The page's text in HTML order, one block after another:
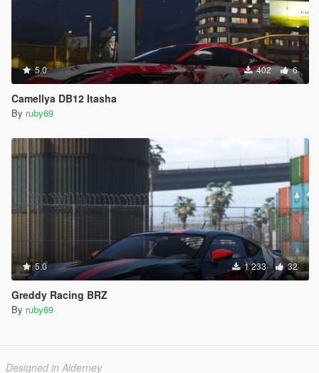
5.0 402 6
Camellya DB12 Itasha
By ruby69
5.0 1 233 32
Greddy Racing BRZ
By ruby69
Designed in Alderney